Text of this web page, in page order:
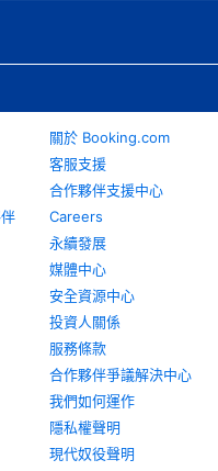
關於 Booking.com
客服支援
合作夥伴支援中心
Careers
永續發展
媒體中心
安全資源中心
投資人關係
服務條款
合作夥伴爭議解決中心
我們如何運作
隱私權聲明
現代奴役聲明